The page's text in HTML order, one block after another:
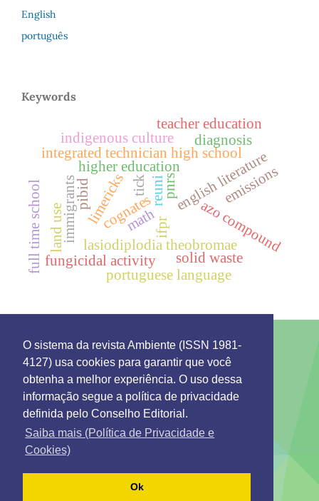
O sistema da revista Ambiente (ISSN 1981-
4127) usa cookies para garantir que você
obtenha a melhor experiência. O uso dessa
informação segue a política de privacidade
definida pelo Conselho Editorial.
Saiba mais (Política de Privacidade e
Cookies)
Ok
English
português
Keywords
english literature
limericks
ifpr
integrated technician high school
lasiodiplodia theobromaeazo compound
fungicidal activity
higher education
reuni
cognates
portuguese language
immigrants pnrs
solid waste
emissions
indigenous culture
full time school
teacher education
land use
tick
pibid
math
diagnosis
This work is licensed under a License
Creative
Commons Attribution 4.0 International.
Environment: Management and Development
Rua 7 de Setembro 231 - Bairro Canarinho ZIP Code.
69306-530
Tel. (95) 2121-0944
Emails: secretaria@remgads.uerr.edu.br
https://remgads.uerr.edu.br